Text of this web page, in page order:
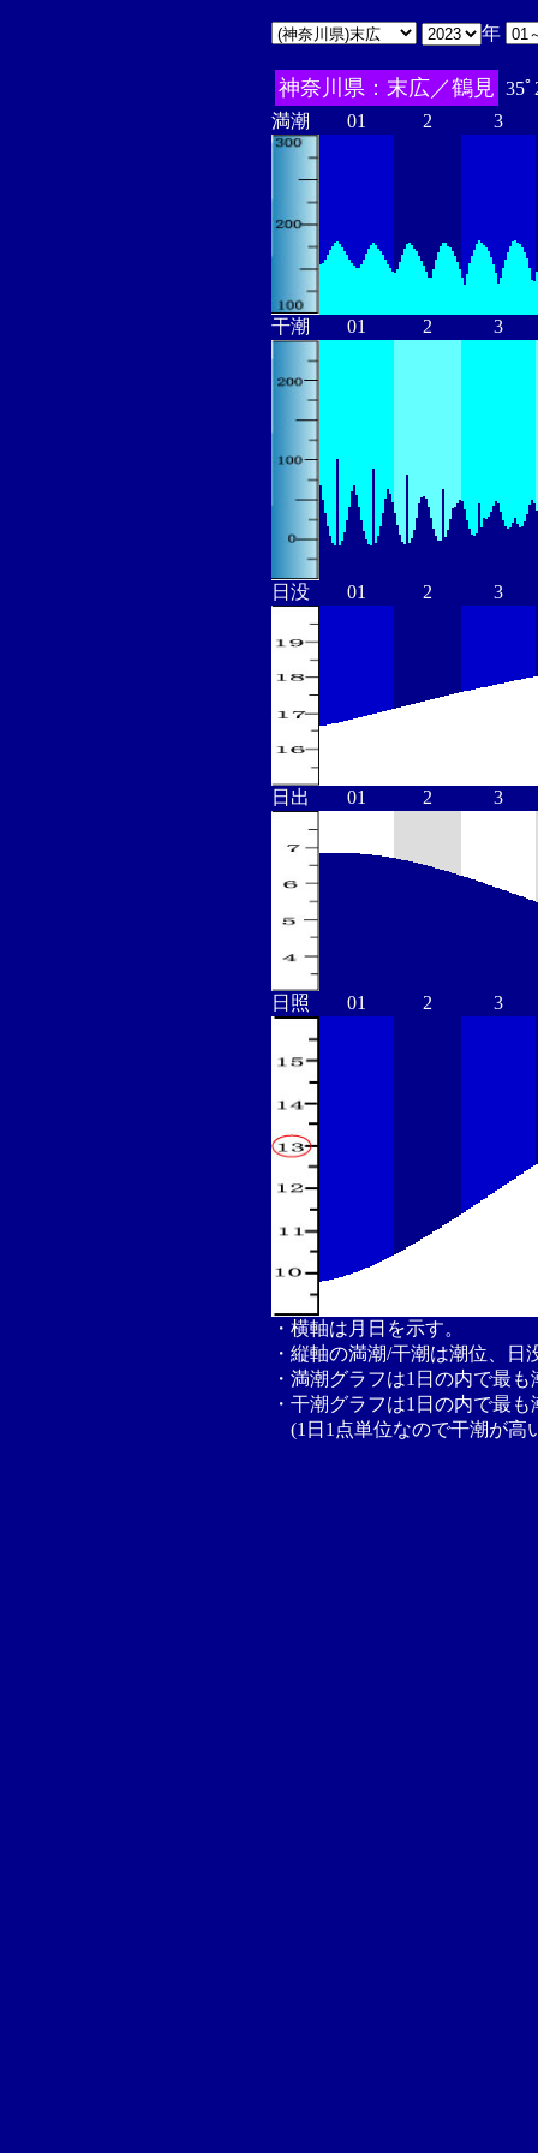
年
神奈川県：末広／鶴見 35
満潮
01 2 3
干潮 01 2 3
日没 01 2 3
日出 01 2 3
日照 01 2 3
・横軸は月日を示す。
・縦軸の満潮/干潮は潮位、
・満潮グラフは1日の内で最
・干潮グラフは1日の内で最
(1日1点単位なので干潮が高